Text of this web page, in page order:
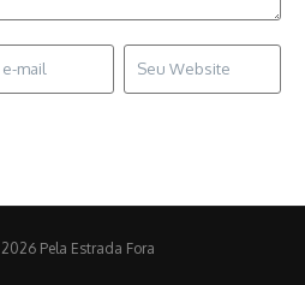
Pela Estrada Fora